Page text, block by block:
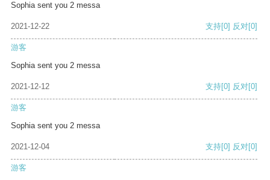
Sophia sent you 2 messa
2021-12-22 支持[0] 反对[0]
游客
Sophia sent you 2 messa
2021-12-12 支持[0] 反对[0]
游客
Sophia sent you 2 messa
2021-12-04 支持[0] 反对[0]
游客